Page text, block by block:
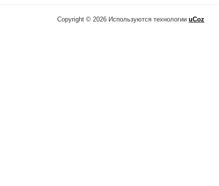
Copyright © 2026 Используются технологии uCoz